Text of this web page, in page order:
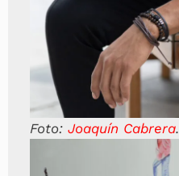
Foto: Joaquín Cabrera.